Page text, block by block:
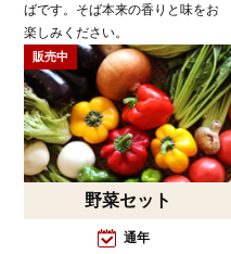
ばです。そば本来の香りと味をお
楽しみください。
販売中
野菜セット
通年